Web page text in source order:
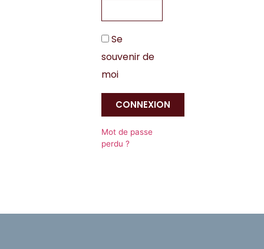
Se
souvenir de
moi
CONNEXION
Mot de passe
perdu ?